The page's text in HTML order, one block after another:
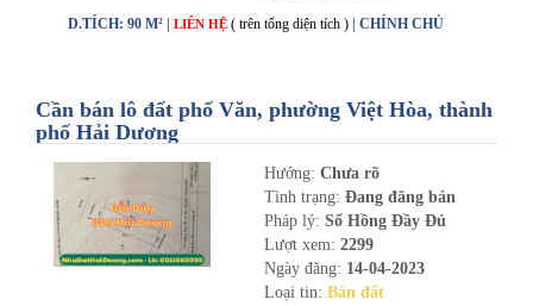
D.TÍCH: 90 M² | LIÊN HỆ ( trên tổng diện tích ) | CHÍNH CHỦ
Cần bán lô đất phố Văn, phường Việt Hòa, thành
phố Hải Dương
Hướng: Chưa rõ
Tình trạng: Đang đăng bán
Pháp lý: Sổ Hồng Đầy Đủ
Lượt xem: 2299
Ngày đăng: 14-04-2023
Loại tin: Bán đất